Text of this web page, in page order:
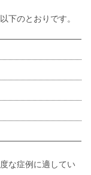
下のとおりです。
な症例に適してい